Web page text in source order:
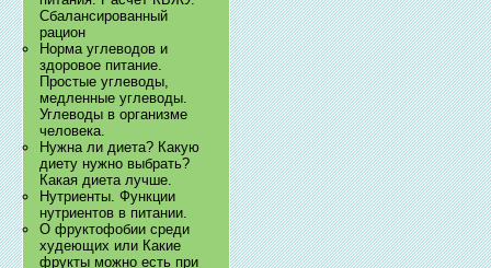
Сбалансированный
рацион
Норма углеводов и
здоровое питание.
Простые углеводы,
медленные углеводы.
Углеводы в организме
человека.
Нужна ли диета? Какую
диету нужно выбрать?
Какая диета лучше.
Нутриенты. Функции
нутриентов в питании.
О фруктофобии среди
худеющих или Какие
фрукты можно есть при